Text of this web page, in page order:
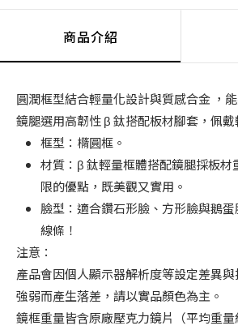
商品介紹
圓潤框型結合輕量化設計與質感合金 ，
鏡腿選用高韌性 β 鈦搭配板材腳套，佩戴
框型：橢圓框。
材質：β 鈦輕量框體搭配鏡腿採板材
限的優點，既美觀又實用。
臉型：適合鑽石形臉、方形臉與鵝
線條！
注意：
產品會因個人顯示器解析度等設定差異
強弱而產生落差，請以實品顏色為主。
鏡框重量皆含原廠壓克力鏡片（平均重